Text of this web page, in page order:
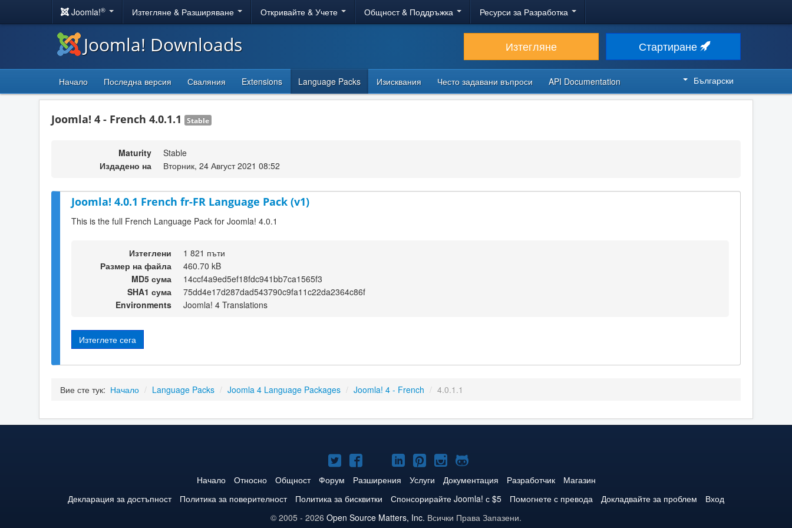
Joomla!® Изтегляне & Разширяване Откривайте & Учете Общност & Поддръжка Ресурси за Разработка
Joomla! Downloads Изтегляне Стартиране
Начало Последна версия Сваляния Extensions Language Packs Изисквания Често задавани въпроси API Documentation Български
Joomla! 4 - French 4.0.1.1 Stable
Maturity
Stable
Издадено на
Вторник, 24 Август 2021 08:52
Joomla! 4.0.1 French fr-FR Language Pack (v1)
This is the full French Language Pack for Joomla! 4.0.1
Изтеглени
1 821 пъти
Размер на файла
460.70 kB
MD5 сума
14ccf4a9ed5ef18fdc941bb7ca1565f3
SHA1 сума
75dd4e17d287dad543790c9fa11c22da2364c86f
Environments
Joomla! 4 Translations
Изтеглете сега
Вие сте тук: Начало / Language Packs / Joomla 4 Language Packages / Joomla! 4 - French / 4.0.1.1
Joomla!
в
Twitter
Joomla!
във
Facebook
Joomla!
в
YouTube
Joomla!
в
LinkedIn
Joomla!
в
Pinterest
Joomla!
в
Instagram
Joomla!
в
GitHub
Начало Относно Общност Форум Разширения Услуги Документация Разработчик
Магазин
Декларация за достъпност
Политика за поверителност Политика за бисквитки Спонсорирайте Joomla! с $5 Помогнете с превода Докладвайте за проблем
Вход
© 2005 - 2026 Open Source Matters, Inc. Всички Права Запазени.